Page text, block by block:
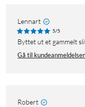
Lennart
5/5
Byttet ut et gammelt
Gå til
Robert